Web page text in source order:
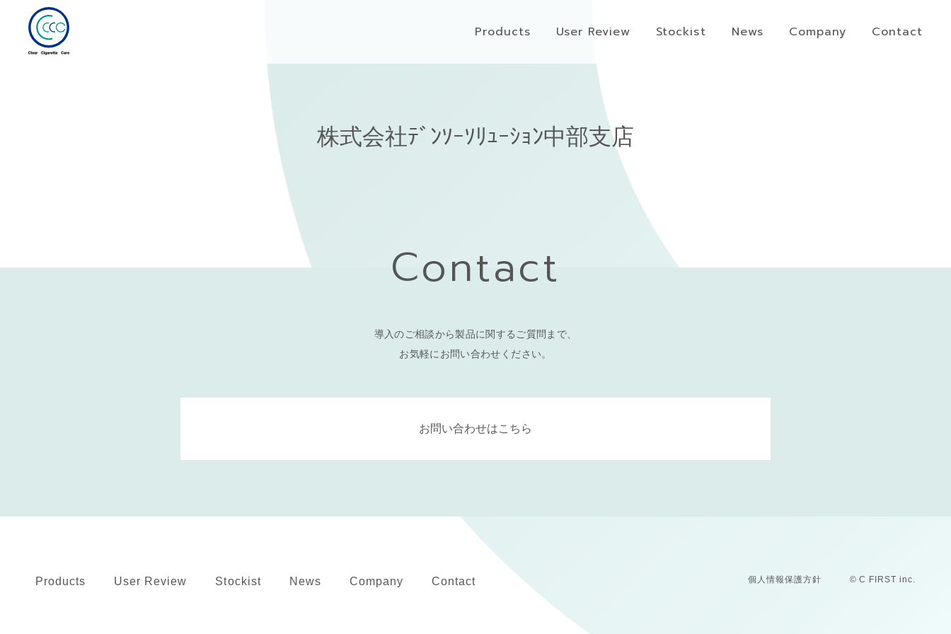
Products User Review Stockist News Company Contact
株式会社ﾃﾞﾝｿｰｿﾘｭｰｼｮﾝ中部支店
Contact
導入のご相談から製品に関するご質問まで、
お気軽にお問い合わせください。
お問い合わせはこちら
Products User Review Stockist News Company Contact 個人情報保護方針 © C FIRST inc.